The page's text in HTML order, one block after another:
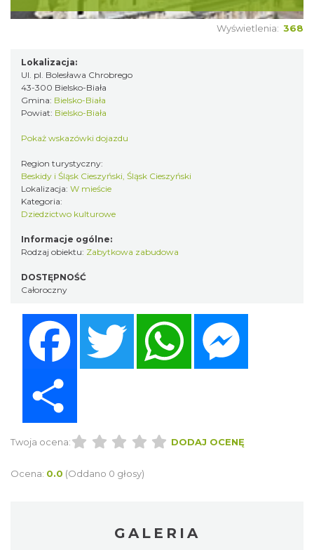
Wyświetlenia: 368
Lokalizacja:
Ul. pl. Bolesława Chrobrego
43-300 Bielsko-Biała
Gmina: Bielsko-Biała
Powiat: Bielsko-Biała
Pokaż wskazówki dojazdu
Region turystyczny:
Beskidy i Śląsk Cieszyński, Śląsk Cieszyński
Lokalizacja: W mieście
Kategoria:
Dziedzictwo kulturowe
Informacje ogólne:
Rodzaj obiektu: Zabytkowa zabudowa
DOSTĘPNOŚĆ
Całoroczny
Twitter WhatsApp
Twoja ocena: DODAJ OCENĘ
Ocena: 0.0 (Oddano 0 głosy)
GALERIA